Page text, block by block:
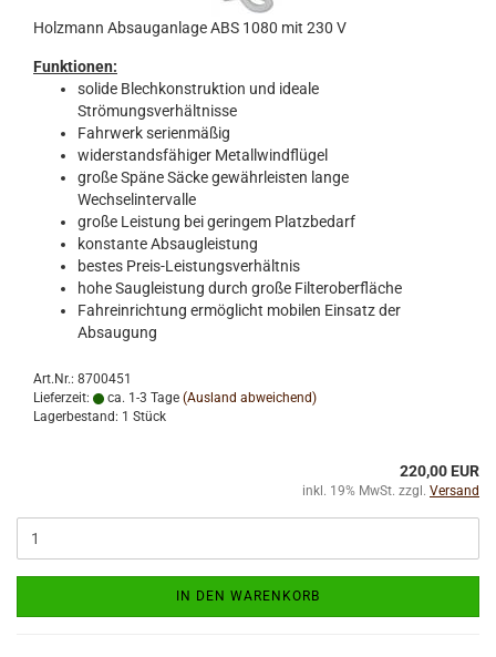
Holzmann Absauganlage ABS 1080 mit 230 V
Funktionen:
solide Blechkonstruktion und ideale
Strömungsverhältnisse
Fahrwerk serienmäßig
widerstandsfähiger Metallwindflügel
große Späne Säcke gewährleisten lange
Wechselintervalle
große Leistung bei geringem Platzbedarf
konstante Absaugleistung
bestes Preis-Leistungsverhältnis
hohe Saugleistung durch große Filteroberfläche
Fahreinrichtung ermöglicht mobilen Einsatz der
Absaugung
Art.Nr.: 8700451
Lieferzeit:
ca. 1-3 Tage (Ausland abweichend)
Lagerbestand: 1 Stück
220,00 EUR
inkl. 19% MwSt. zzgl. Versand
IN DEN WARENKORB